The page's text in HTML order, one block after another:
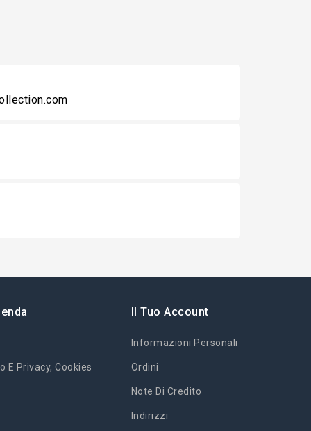
E Privacy, Cookies
Il Tuo Account
Informazioni Personali
Ordini
Note Di Credito
Indirizzi